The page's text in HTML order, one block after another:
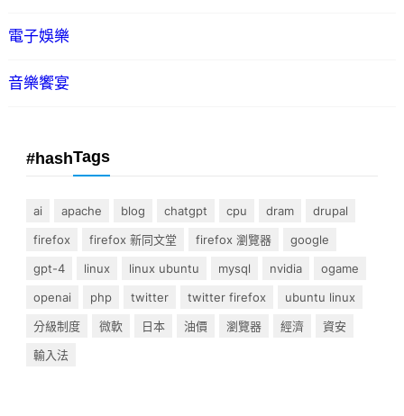
電子娛樂
音樂饗宴
#hashTags
ai apache blog chatgpt cpu dram
drupal
firefox
firefox 新同文堂 firefox 瀏覽器
google
gpt-4
linux linux ubuntu mysql nvidia
ogame
openai
php twitter twitter firefox
ubuntu linux
分級制度
微軟 日本 油價 瀏覽器 經濟
資安
輸入法